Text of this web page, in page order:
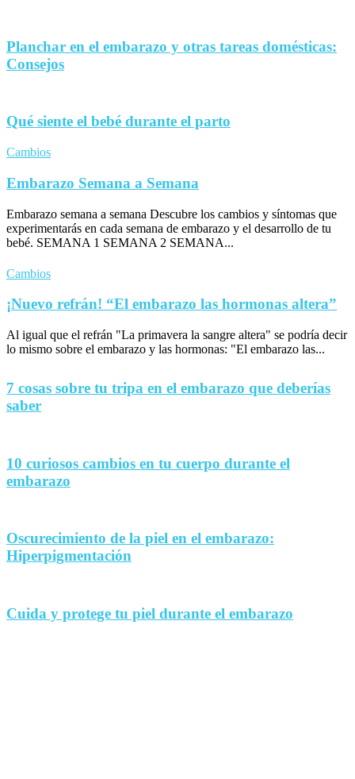
Planchar en el embarazo y otras tareas domésticas:
Consejos
Qué siente el bebé durante el parto
Cambios
Embarazo Semana a Semana
Embarazo semana a semana Descubre los cambios y síntomas que
experimentarás en cada semana de embarazo y el desarrollo de tu
bebé. SEMANA 1 SEMANA 2 SEMANA...
Cambios
¡Nuevo refrán! “El embarazo las hormonas altera”
Al igual que el refrán "La primavera la sangre altera" se podría decir
lo mismo sobre el embarazo y las hormonas: "El embarazo las...
7 cosas sobre tu tripa en el embarazo que deberías
saber
10 curiosos cambios en tu cuerpo durante el
embarazo
Oscurecimiento de la piel en el embarazo:
Hiperpigmentación
Cuida y protege tu piel durante el embarazo